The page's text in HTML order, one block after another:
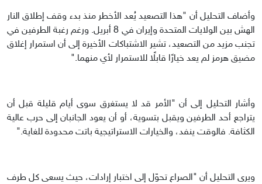
وأضاف التحليل أن "هذا التصعيد يُعد الأخطر منذ بدء وقف إطلاق النار
الهش بين الولايات المتحدة وإيران في 8 أبريل. ورغم رغبة الطرفين في
تجنب مزيد من التصعيد، تشير الاشتباكات الأخيرة إلى أن استمرار إغلاق
مضيق هرمز لم يعد خيارًا قابلًا للاستمرار لأي منهما."
وأشار التحليل إلى أن "الأمر قد لا يستغرق سوى أيام قليلة قبل أن
يتراجع أحد الطرفين ويقبل بتسوية، أو أن يعود الجانبان إلى حرب عالية
الكثافة. فالوقت ينفد، والخيارات الاستراتيجية باتت محدودة للغاية."
ويرى التحليل أن "الصراع تحوّل إلى اختبار إرادات، حيث يسعى كل طرف